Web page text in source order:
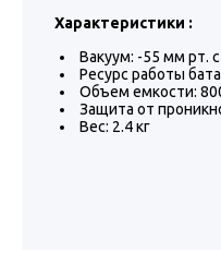
Характеристики :
Вакуум: -55 мм рт.
Ресурс работы
Объем емкости:
Защита от
Вес: 2.4 кг